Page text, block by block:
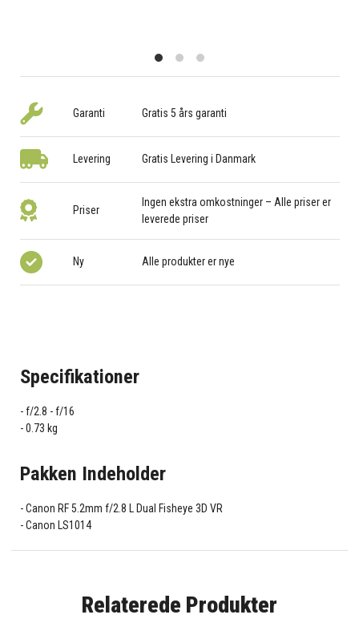
Garanti Gratis 5 års garanti
Levering Gratis Levering i Danmark
Priser
Ingen ekstra omkostninger – Alle priser er
leverede priser
Ny Alle produkter er nye
Specifikationer
f/2.8 - f/16
0.73 kg
Pakken Indeholder
Canon RF 5.2mm f/2.8 L Dual Fisheye 3D VR
Canon LS1014
Relaterede Produkter